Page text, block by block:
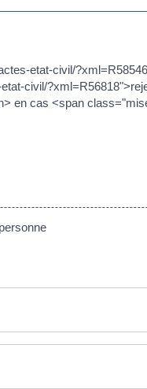
etat-civil/
civil/
en cas <span